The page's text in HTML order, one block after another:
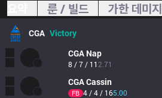
룬 / 빌드 가한 데미지
CGA Victory
CGA Nap
8 / 7 / 11 2.71
CGACassin
FB 4 / 4 / 165.00